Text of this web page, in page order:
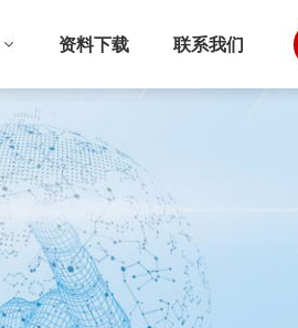
资料下载 联系我们